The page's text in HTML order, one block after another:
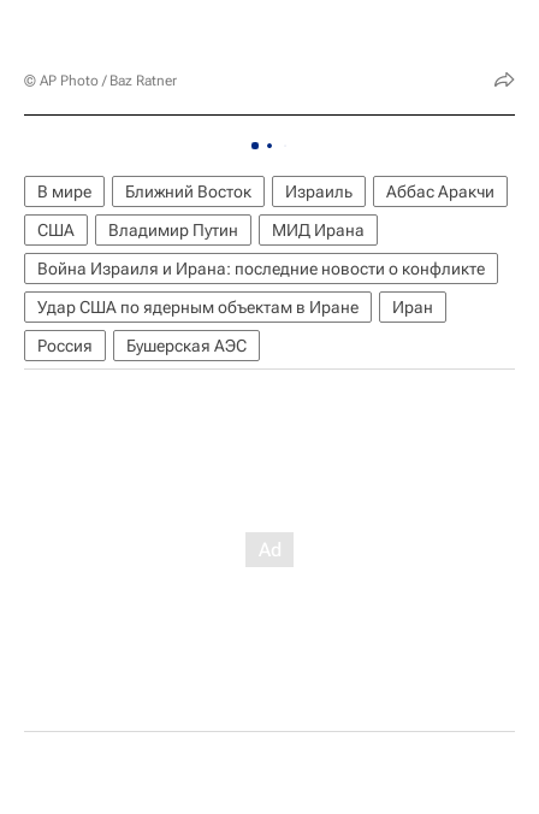
© AP Photo / Baz Ratner
В мире Ближний Восток Израиль
Аббас Аракчи
США
Владимир Путин
МИД Ирана
Война Израиля и Ирана: последние новости о конфликте
Удар США по ядерным объектам в Иране
Иран
Россия
Бушерская АЭС